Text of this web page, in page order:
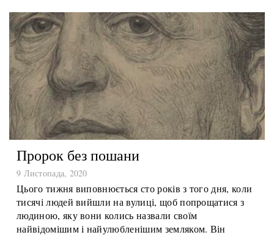
Пророк без пошани
9 Листопада, 2020
Цього тижня виповнюється сто років з того дня, коли
тисячі людей вийшли на вулиці, щоб попрощатися з